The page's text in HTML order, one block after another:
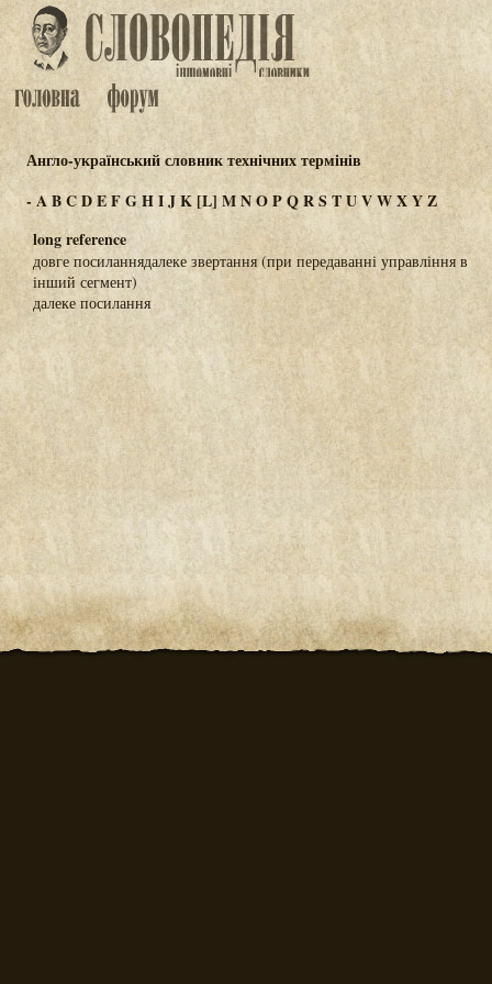
Англо-український словник технічних термінів
-ABCDEFGHIJK[L] MNOPQRSTUVWXYZ
long reference
довге посиланнядалеке звертання (при передаванні управління в
інший сегмент)
далеке посилання